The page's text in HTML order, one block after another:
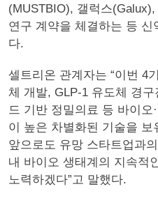
(MUSTBIO), 갤럭스
연구 계약을 체결하는 등
다.
셀트리온 관계자는 “이번 4
체 개발, GLP-1 유도체 경
드 기반 정밀의료 등 바이오
이 높은 차별화된 기술을 보
앞으로도 유망 스타트업과
내 바이오 생태계의 지속적
노력하겠다”고 말했다.